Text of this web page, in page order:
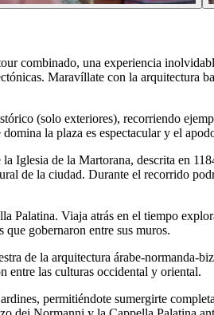
combinado, una experiencia
Maravíllate con la arquitectura
(solo exteriores), recorriendo
la plaza es espectacular y el
de la Martorana, descrita en
de la ciudad. Durante el recorrido
Viaja atrás en el tiempo
gobernaron entre sus muros.
de la arquitectura árabe-
entre las culturas occidental y oriental.
permitiéndote sumergirte